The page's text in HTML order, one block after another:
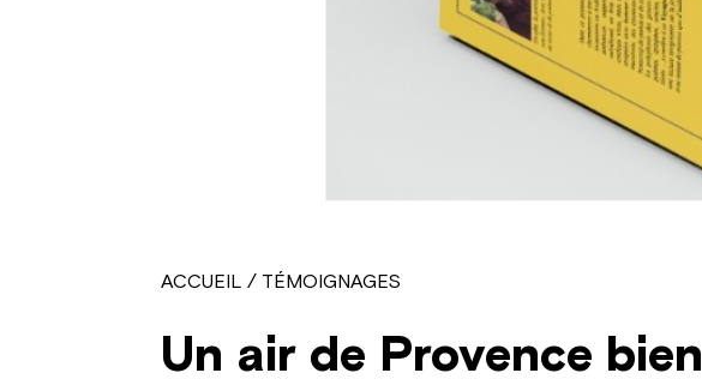
ACCUEIL / TÉMOIGNAGES
Un air de Provence